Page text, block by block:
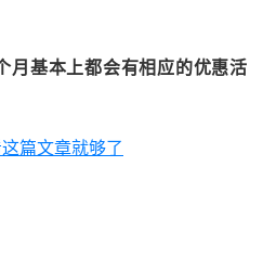
月基本上都会有相应的优惠活
篇文章就够了